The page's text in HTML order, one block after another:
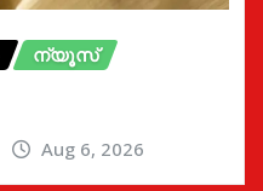
ന്യൂസ്
Aug 6, 2026